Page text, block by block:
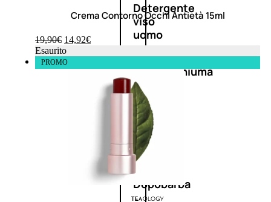
Detergente
viso
uomo
Docciaschiuma
uomo
Shampoo
uomo
Dopobarba
Crema Contorno Occhi Antietà 15ml
19,90€ 14,92€
Esaurito
PROMO